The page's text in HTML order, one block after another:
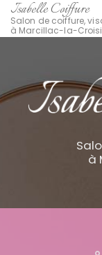
contenu
principal
Isabelle Coiffure
Salon de coiffure,
à Marcillac-la-
à